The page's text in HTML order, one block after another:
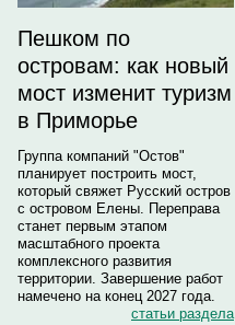
Пешком по
островам: как новый
мост изменит туризм
в Приморье
Группа компаний "Остов"
планирует построить мост,
который свяжет Русский остров
с островом Елены. Переправа
станет первым этапом
масштабного проекта
комплексного развития
территории. Завершение работ
намечено на конец 2027 года.
статьи раздела